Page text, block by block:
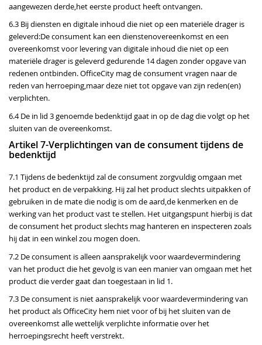
aangewezen derde,het eerste product heeft ontvangen.
6.3 Bij diensten en digitale inhoud die niet op een materiële drager is
geleverd:De consument kan een dienstenovereenkomst en een
overeenkomst voor levering van digitale inhoud die niet op een
materiële drager is geleverd gedurende 14 dagen zonder opgave van
redenen ontbinden. OfficeCity mag de consument vragen naar de
reden van herroeping,maar deze niet tot opgave van zijn reden(en)
verplichten.
6.4 De in lid 3 genoemde bedenktijd gaat in op de dag die volgt op het
sluiten van de overeenkomst.
Artikel 7-Verplichtingen van de consument tijdens de
bedenktijd
7.1 Tijdens de bedenktijd zal de consument zorgvuldig omgaan met
het product en de verpakking. Hij zal het product slechts uitpakken of
gebruiken in de mate die nodig is om de aard,de kenmerken en de
werking van het product vast te stellen. Het uitgangspunt hierbij is dat
de consument het product slechts mag hanteren en inspecteren zoals
hij dat in een winkel zou mogen doen.
7.2 De consument is alleen aansprakelijk voor waardevermindering
van het product die het gevolg is van een manier van omgaan met het
product die verder gaat dan toegestaan in lid 1.
7.3 De consument is niet aansprakelijk voor waardevermindering van
het product als OfficeCity hem niet voor of bij het sluiten van de
overeenkomst alle wettelijk verplichte informatie over het
herroepingsrecht heeft verstrekt.